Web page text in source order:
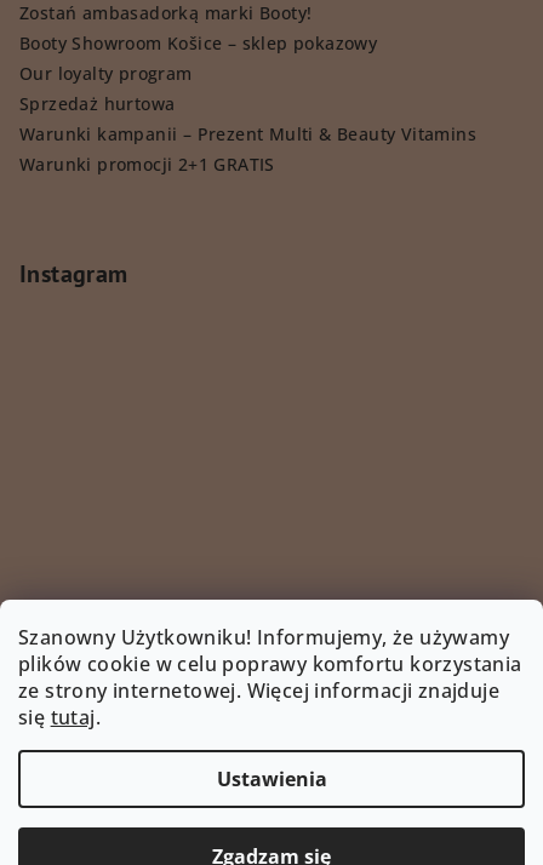
Szanowny Użytkowniku! Informujemy, że używamy
plików cookie w celu poprawy komfortu korzystania
ze strony internetowej. Więcej informacji znajduje
się tutaj.
Ustawienia
Zgadzam się
Zostań ambasadorką marki Booty!
Booty Showroom Košice – sklep pokazowy
Our loyalty program
Sprzedaż hurtowa
Warunki kampanii – Prezent Multi & Beauty Vitamins
Warunki promocji 2+1 GRATIS
Instagram
INSTAGRAM